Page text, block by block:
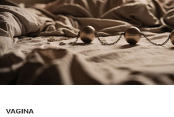
VAGINA